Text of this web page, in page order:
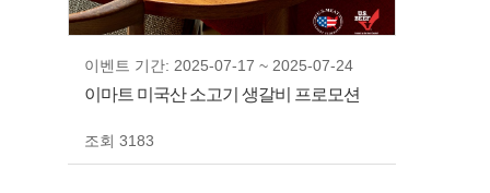
이벤트 기간: 2025-07-17 ~ 2025-07-24
이마트 미국산 소고기 생갈비 프로모션
조회 3183